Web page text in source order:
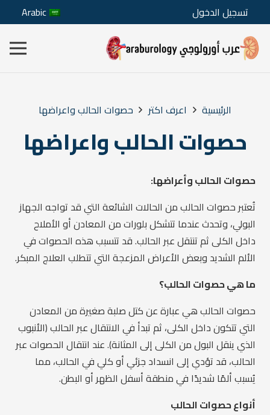
تسجيل الدخول Arabic
الرئيسية اعرف اكتر حصوات الحالب واعراضها
حصوات الحالب واعراضها
حصوات الحالب وأعراضها:
تُعتبر حصوات الحالب من الحالات الشائعة التي قد تواجه الجهاز
البولي، وتحدث عندما تتشكل بلورات من المعادن أو الأملاح
داخل الكلى ثم تنتقل عبر الحالب. قد تتسبب هذه الحصوات في
الألم الشديد وبعض الأعراض المزعجة التي تتطلب العلاج المبكر.
ما هي حصوات الحالب؟
حصوات الحالب هي عبارة عن كتل صلبة صغيرة من المعادن
التي تتكون داخل الكلى، ثم تبدأ في الانتقال عبر الحالب (الأنبوب
الذي ينقل البول من الكلى إلى المثانة). عند انتقال الحصوات عبر
الحالب، قد تؤدي إلى انسداد جزئي أو كلي في الحالب، مما
يُسبب ألمًا شديدًا في منطقة أسفل الظهر أو البطن.
أنواع حصوات الحالب